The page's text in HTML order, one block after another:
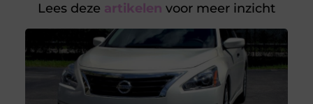
Lees deze artikelen voor meer inzicht